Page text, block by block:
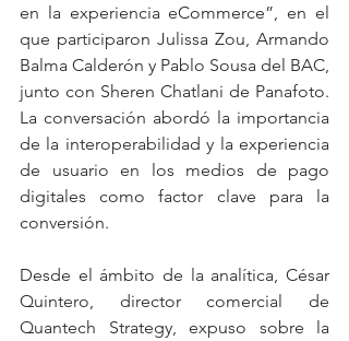
en la experiencia eCommerce”, en el
que participaron Julissa Zou, Armando
Balma Calderón y Pablo Sousa del BAC,
junto con Sheren Chatlani de Panafoto.
La conversación abordó la importancia
de la interoperabilidad y la experiencia
de usuario en los medios de pago
digitales como factor clave para la
conversión.
Desde el ámbito de la analítica, César
Quintero, director comercial de
Quantech Strategy, expuso sobre la